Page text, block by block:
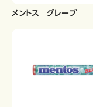
メントス グレープ